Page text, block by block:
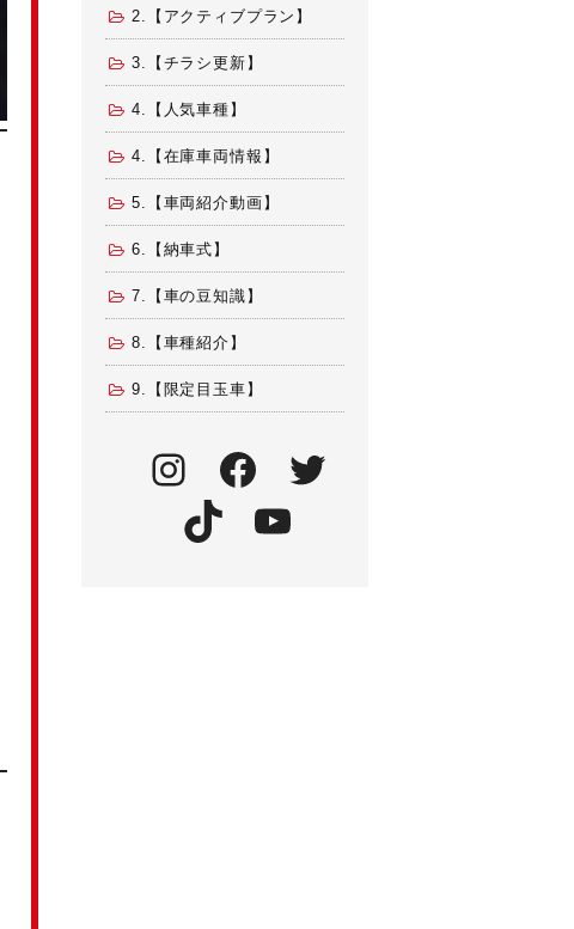
2.【アクティブプラン】
3.【チラシ更新】
4.【人気車種】
4.【在庫車両情報】
5.【車両紹介動画】
6.【納車式】
7.【車の豆知識】
8.【車種紹介】
9.【限定目玉車】
Instagram
Facebook
TikTokYouTube